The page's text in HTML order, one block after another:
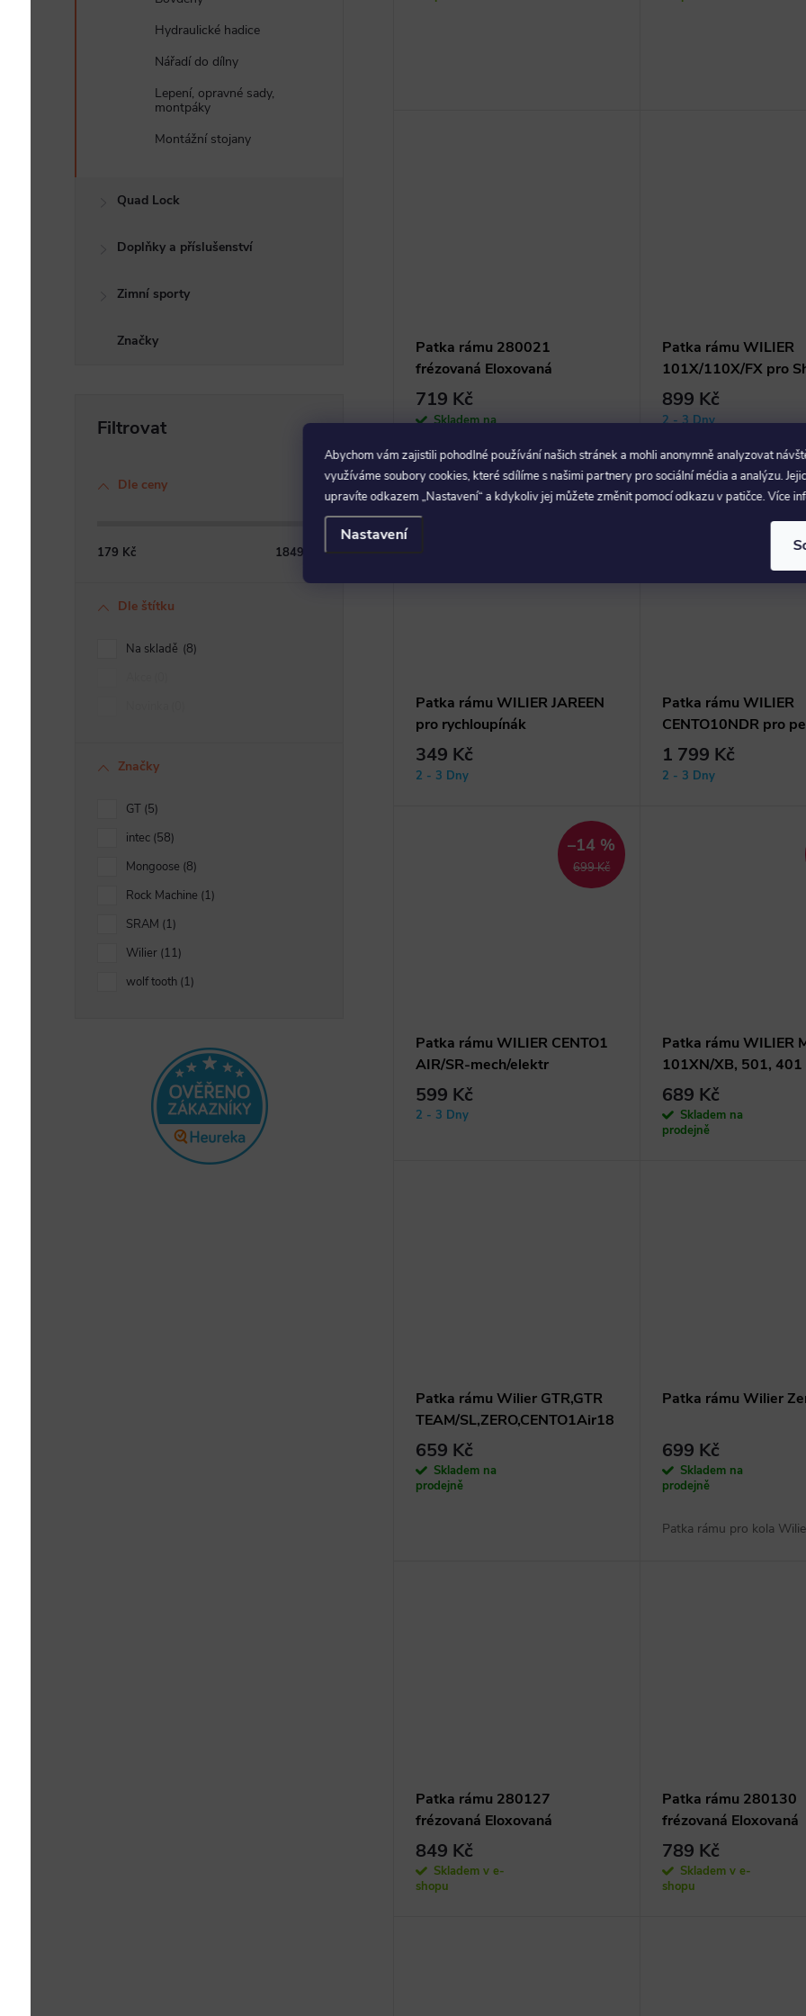
Abychom vám zajistili pohodlné používání našich stránek a mohli anonymně analyzovat
využíváme soubory cookies, které sdílíme s našimi partnery pro sociální média a analýzu.
upravíte odkazem „Nastavení“ a kdykoliv jej můžete změnit pomocí odkazu v patičce. Více
Nastavení
Hydraulické hadice
Nářadí do dílny
Lepení, opravné sady,
montpáky
Montážní stojany
Quad Lock
Doplňky a příslušenství
Zimní sporty
Značky
Dle ceny
179 Kč 1849
Dle štítku
Na skladě
8
Značky
GT 5
intec 58
Mongoose 8
Rock Machine 1
SRAM 1
Wilier 11
wolf tooth 1
Patka rámu 280021
frézovaná Eloxovaná
719 Kč
Skladem na
Patka rámu WILIER
101X/110X/FX pro
899 Kč
2 - 3 Dny
–68 %
Patka rámu WILIER JAREEN
pro rychloupínák
349 Kč
2 - 3 Dny
Patka rámu WILIER
CENTO10NDR pro
1 799 Kč
2 - 3 Dny
699 Kč
–14 %
Patka rámu WILIER CENTO1
AIR/SR-mech/elektr
599 Kč
2 - 3 Dny
Patka rámu WILIER
101XN/XB, 501, 401
689 Kč
Skladem na
prodejně
Patka rámu Wilier GTR,GTR
TEAM/SL,ZERO,CENTO1Air18
659 Kč
Skladem na
prodejně
Patka rámu Wilier
699 Kč
Skladem na
prodejně
Patka rámu pro kola
Patka rámu 280127
frézovaná Eloxovaná
849 Kč
Skladem v e-
shopu
Patka rámu 280130
frézovaná Eloxovaná
789 Kč
Skladem v e-
shopu